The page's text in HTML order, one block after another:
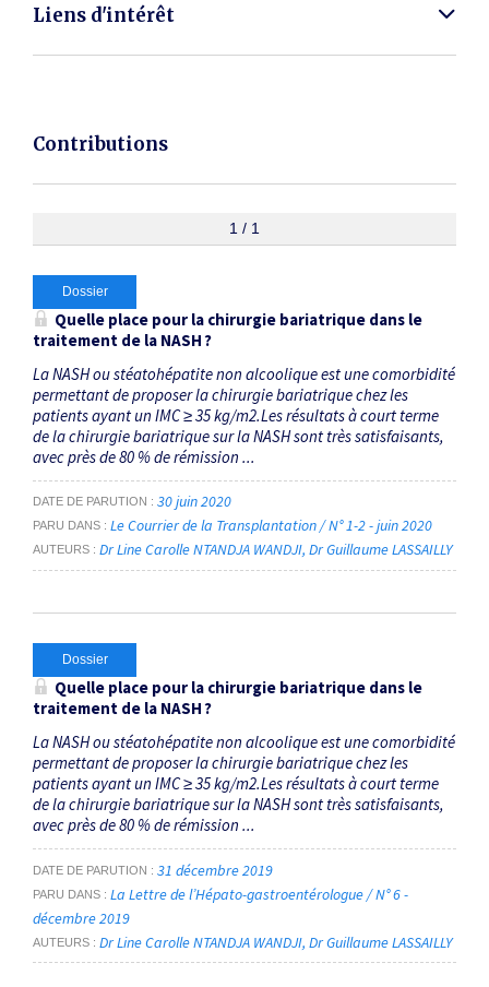
Liens d'intérêt
Contributions
1 / 1
Dossier
Quelle place pour la chirurgie bariatrique dans le
traitement de la NASH ?
La NASH ou stéatohépatite non alcoolique est une comorbidité
permettant de proposer la chirurgie bariatrique chez les
patients ayant un IMC ≥ 35 kg/m2.Les résultats à court terme
de la chirurgie bariatrique sur la NASH sont très satisfaisants,
avec près de 80 % de rémission ...
DATE DE PARUTION 30 juin 2020
PARU DANS Le Courrier de la Transplantation / N° 1-2 - juin 2020
AUTEURS Dr Line Carolle NTANDJA WANDJI Dr Guillaume LASSAILLY
Dossier
Quelle place pour la chirurgie bariatrique dans le
traitement de la NASH ?
La NASH ou stéatohépatite non alcoolique est une comorbidité
permettant de proposer la chirurgie bariatrique chez les
patients ayant un IMC ≥ 35 kg/m2.Les résultats à court terme
de la chirurgie bariatrique sur la NASH sont très satisfaisants,
avec près de 80 % de rémission ...
DATE DE PARUTION 31 décembre 2019
PARU DANS
La Lettre de l’Hépato-gastroentérologue / N° 6 -
décembre 2019
AUTEURS Dr Line Carolle NTANDJA WANDJI Dr Guillaume LASSAILLY